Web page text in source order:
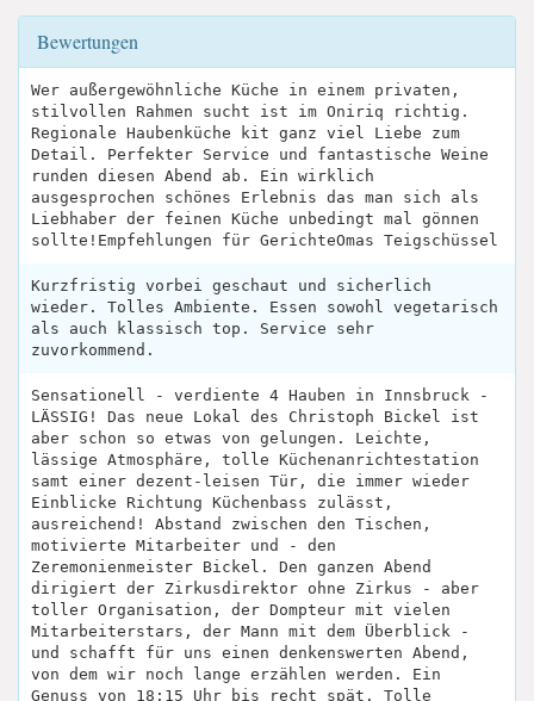
Bewertungen
Wer außergewöhnliche Küche in einem privaten,
stilvollen Rahmen sucht ist im Oniriq richtig.
Regionale Haubenküche kit ganz viel Liebe zum
Detail. Perfekter Service und fantastische Weine
runden diesen Abend ab. Ein wirklich
ausgesprochen schönes Erlebnis das man sich als
Liebhaber der feinen Küche unbedingt mal gönnen
sollte!Empfehlungen für GerichteOmas Teigschüssel
Kurzfristig vorbei geschaut und sicherlich
wieder. Tolles Ambiente. Essen sowohl vegetarisch
als auch klassisch top. Service sehr
zuvorkommend.
Sensationell - verdiente 4 Hauben in Innsbruck -
LÄSSIG! Das neue Lokal des Christoph Bickel ist
aber schon so etwas von gelungen. Leichte,
lässige Atmosphäre, tolle Küchenanrichtestation
samt einer dezent-leisen Tür, die immer wieder
Einblicke Richtung Küchenbass zulässt,
ausreichend! Abstand zwischen den Tischen,
motivierte Mitarbeiter und - den
Zeremonienmeister Bickel. Den ganzen Abend
dirigiert der Zirkusdirektor ohne Zirkus - aber
toller Organisation, der Dompteur mit vielen
Mitarbeiterstars, der Mann mit dem Überblick -
und schafft für uns einen denkenswerten Abend,
von dem wir noch lange erzählen werden. Ein
Genuss von 18:15 Uhr bis recht spät. Tolle